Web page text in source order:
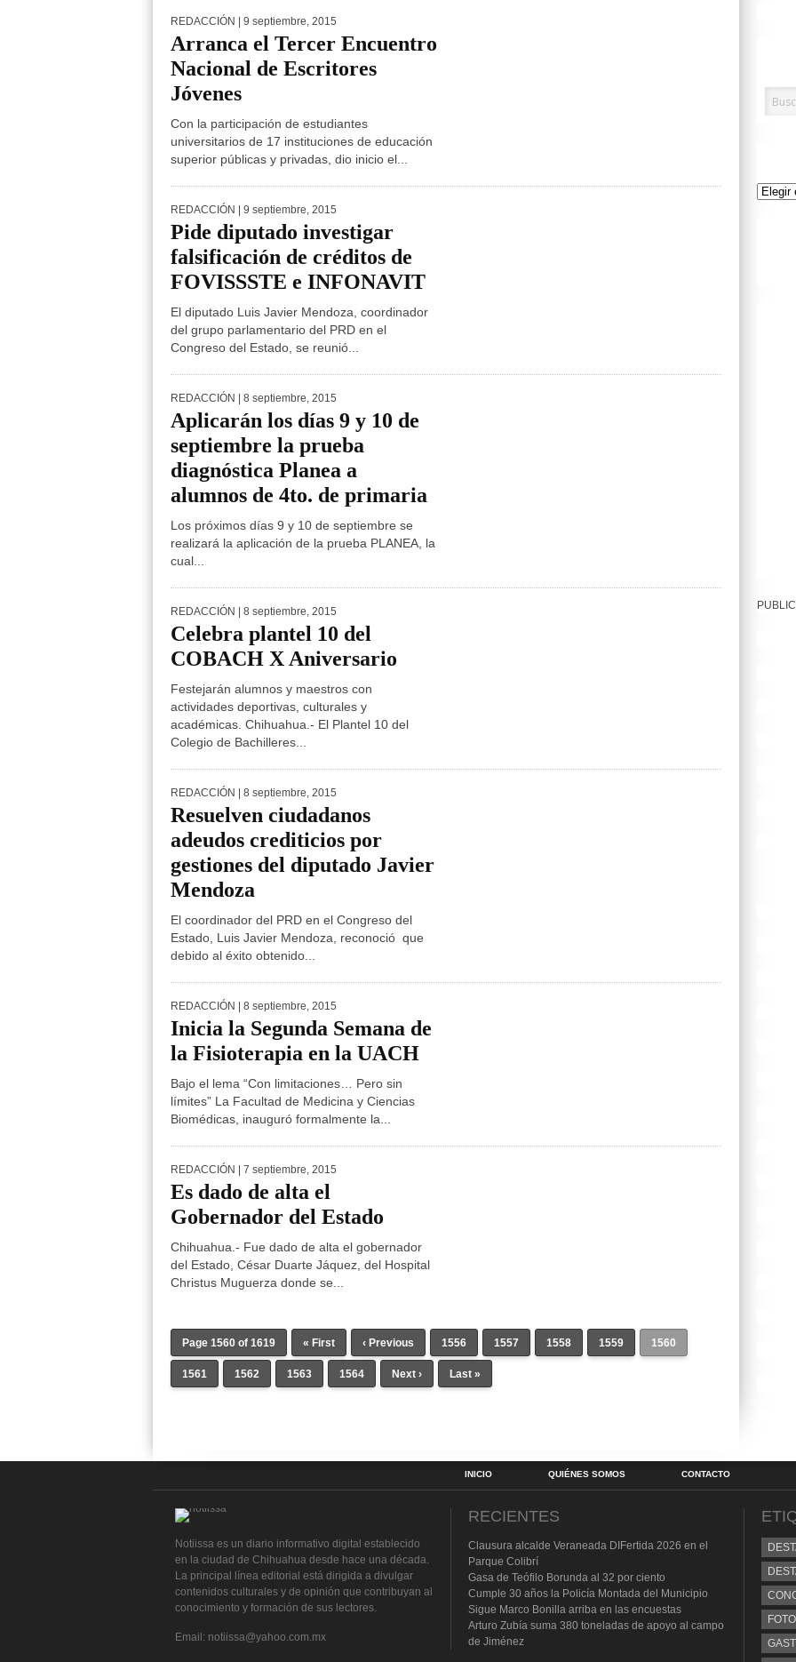
REDACCIÓN | 9 septiembre, 2015
Arranca el Tercer Encuentro
Nacional de Escritores
Jóvenes
Con la participación de estudiantes
universitarios de 17 instituciones de educación
superior públicas y privadas, dio inicio el...
REDACCIÓN | 9 septiembre, 2015
Pide diputado investigar
falsificación de créditos de
FOVISSSTE e INFONAVIT
El diputado Luis Javier Mendoza, coordinador
del grupo parlamentario del PRD en el
Congreso del Estado, se reunió...
REDACCIÓN | 8 septiembre, 2015
Aplicarán los días 9 y 10 de
septiembre la prueba
diagnóstica Planea a
alumnos de 4to. de primaria
Los próximos días 9 y 10 de septiembre se
realizará la aplicación de la prueba PLANEA, la
cual...
REDACCIÓN | 8 septiembre, 2015
Celebra plantel 10 del
COBACH X Aniversario
Festejarán alumnos y maestros con
actividades deportivas, culturales y
académicas. Chihuahua.- El Plantel 10 del
Colegio de Bachilleres...
REDACCIÓN | 8 septiembre, 2015
Resuelven ciudadanos
adeudos crediticios por
gestiones del diputado Javier
Mendoza
El coordinador del PRD en el Congreso del
Estado, Luis Javier Mendoza, reconoció que
debido al éxito obtenido...
REDACCIÓN | 8 septiembre, 2015
Inicia la Segunda Semana de
la Fisioterapia en la UACH
Bajo el lema “Con limitaciones… Pero sin
límites” La Facultad de Medicina y Ciencias
Biomédicas, inauguró formalmente la...
REDACCIÓN | 7 septiembre, 2015
Es dado de alta el
Gobernador del Estado
Chihuahua.- Fue dado de alta el gobernador
del Estado, César Duarte Jáquez, del Hospital
Christus Muguerza donde se...
Page 1560 of 1619 « First ‹ Previous 1556 1557 1558 1559 1560
1561 1562 1563 1564 Next › Last »
Archivo
INICIO QUIÉNES SOMOS CONTACTO
Notiissa es un diario informativo digital establecido
en la ciudad de Chihuahua desde hace una década.
La principal línea editorial está dirigida a divulgar
contenidos culturales y de opinión que contribuyan al
conocimiento y formación de sus lectores.
Email: notiissa@yahoo.com.mx
RECIENTES
Clausura alcalde Veraneada DIFertida 2026 en el
Parque Colibrí
Gasa de Teófilo Borunda al 32 por ciento
Cumple 30 años la Policía Montada del Municipio
Sigue Marco Bonilla arriba en las encuestas
Arturo Zubía suma 380 toneladas de apoyo al campo
de Jiménez